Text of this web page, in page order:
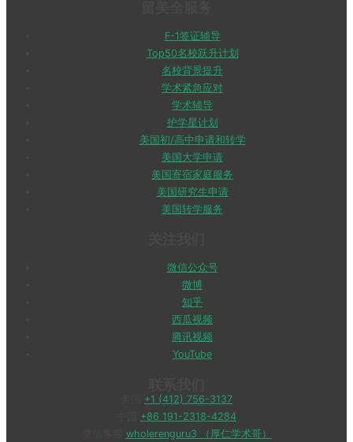
F-1签证辅导
Top50名校跃升计划
名校背景提升
学术紧急应对
学术辅导
护学星计划
美国初/高中申请和转学
美国大学申请
美国寄宿家庭服务
美国研究生申请
美国转学服务
微信公众号
微博
知乎
西瓜视频
腾讯视频
YouTube
+1 (412) 756-3137
+86 191-2318-4284
wholerenguru3 （厚仁学术哥）